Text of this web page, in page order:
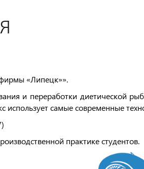
«Липецк»».
и переработки диетической
использует самые современные
практике студентов.